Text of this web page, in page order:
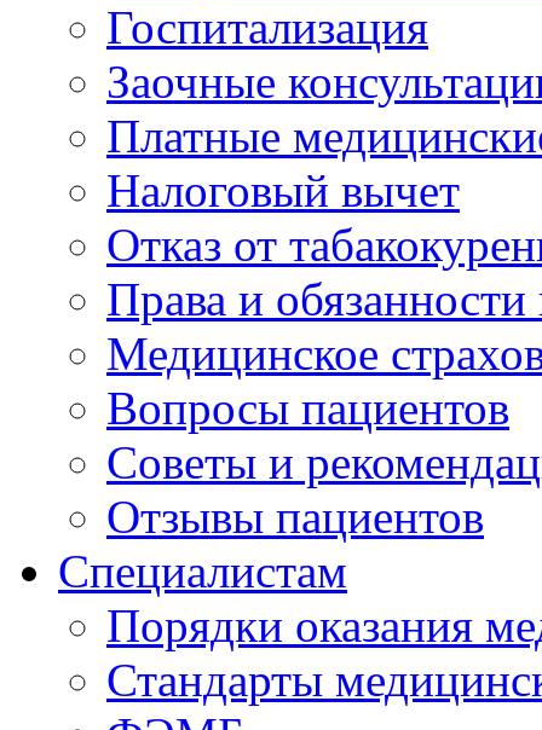
Госпитализация
Заочные
Платные
Налоговый вычет
Отказ от
Права и
Медицинское
Вопросы пациентов
Советы и
Отзывы пациентов
Специалистам
Порядки оказания
Стандарты